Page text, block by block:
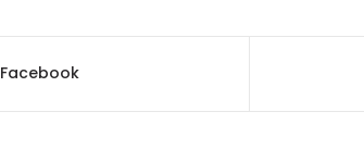
Facebook